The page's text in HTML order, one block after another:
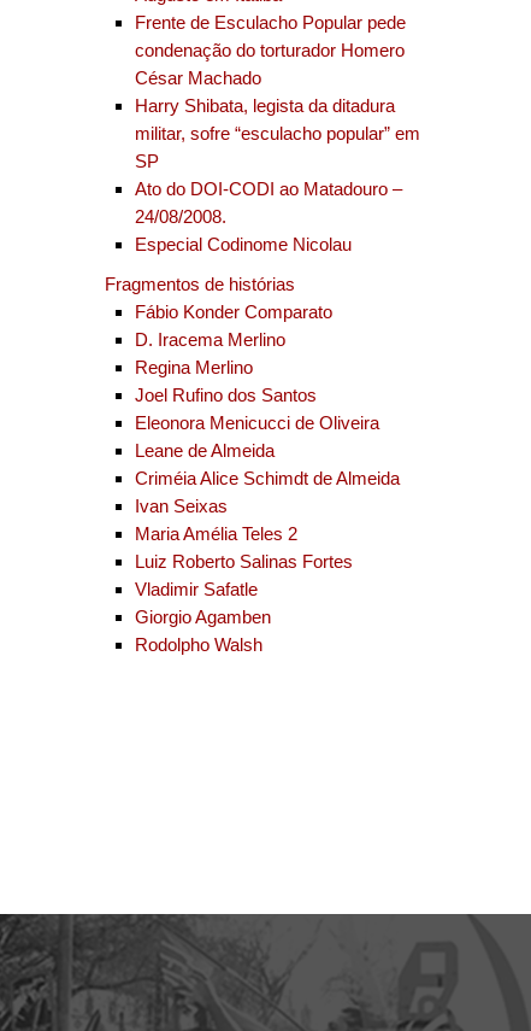
Frente de Esculacho Popular pede
condenação do torturador Homero
César Machado
Harry Shibata, legista da ditadura
militar, sofre “esculacho popular” em
SP
Ato do DOI-CODI ao Matadouro –
24/08/2008.
Especial Codinome Nicolau
Fragmentos de histórias
Fábio Konder Comparato
D. Iracema Merlino
Regina Merlino
Joel Rufino dos Santos
Eleonora Menicucci de Oliveira
Leane de Almeida
Criméia Alice Schimdt de Almeida
Ivan Seixas
Maria Amélia Teles 2
Luiz Roberto Salinas Fortes
Vladimir Safatle
Giorgio Agamben
Rodolpho Walsh